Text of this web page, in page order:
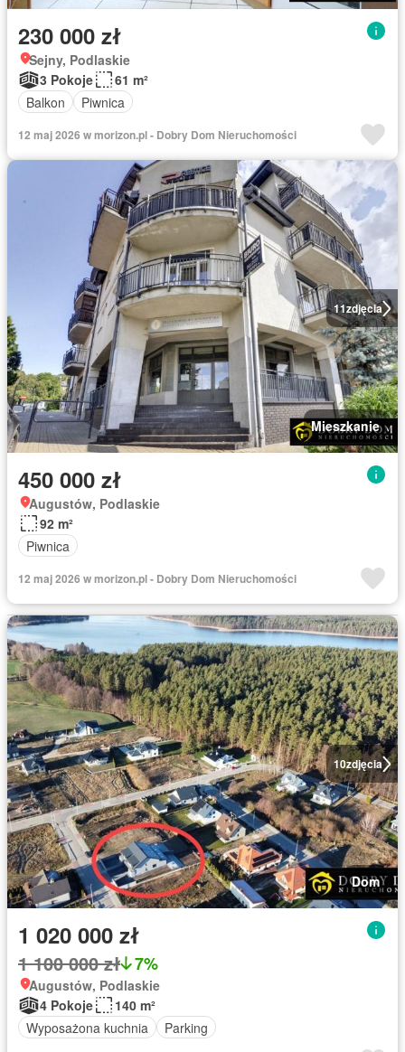
230 000 zł
Sejny, Podlaskie
3 Pokoje
61 m²
Balkon
Piwnica
12 maj 2026 w morizon.pl - Dobry Dom Nieruchomości
11zdjęcia
Mieszkanie
450 000 zł
Augustów, Podlaskie
92 m²
Piwnica
12 maj 2026 w morizon.pl - Dobry Dom Nieruchomości
10zdjęcia
Dom
1 020 000 zł
1 100 000 zł 7%
Augustów, Podlaskie
4 Pokoje
140 m²
Wyposażona kuchnia
Parking